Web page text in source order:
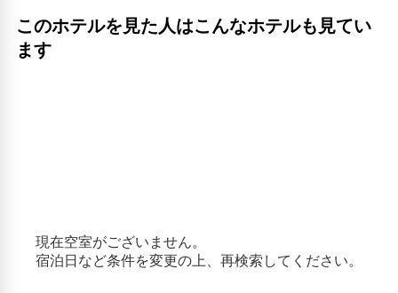
このホテルを見た人はこんなホテルも見てい
ます